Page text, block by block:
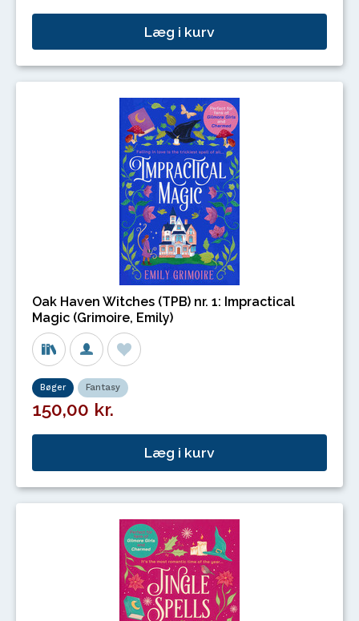
Læg i kurv
Oak Haven Witches (TPB) nr. 1: Impractical
Magic (Grimoire, Emily)
Bøger Fantasy
150,00 kr.
Læg i kurv